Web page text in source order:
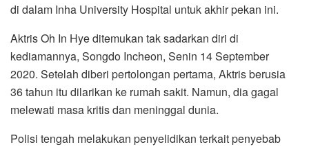
di dalam Inha University Hospital untuk akhir pekan ini.
Aktris Oh In Hye ditemukan tak sadarkan diri di
kediamannya, Songdo Incheon, Senin 14 September
2020. Setelah diberi pertolongan pertama, Aktris berusia
36 tahun itu dilarikan ke rumah sakit. Namun, dia gagal
melewati masa kritis dan meninggal dunia.
Polisi tengah melakukan penyelidikan terkait penyebab